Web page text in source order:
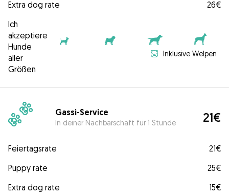
Extra dog rate
26€
Ich
akzeptiere
Hunde
aller
Größen
Inklusive Welpen
Gassi-Service
In deiner Nachbarschaft für 1 Stunde 21€
Feiertagsrate
21€
Puppy rate
25€
Extra dog rate
15€